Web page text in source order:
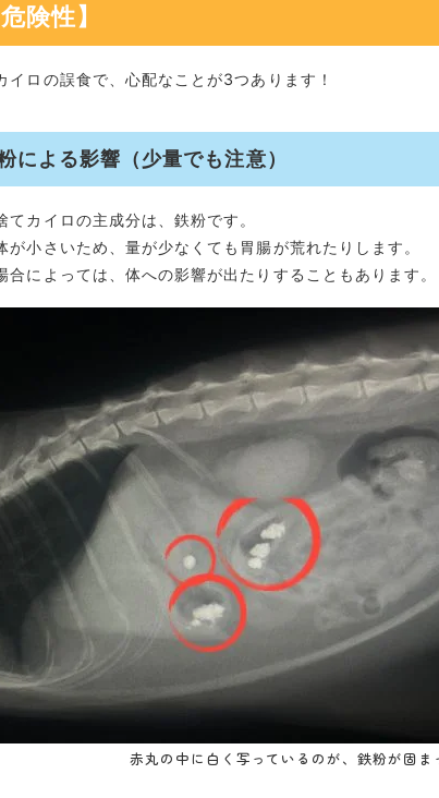
険性】
イロの誤食で、心配なことが3つあります！
による影響（少量でも注意）
てカイロの主成分は、鉄粉です。
が小さいため、量が少なくても胃腸が荒れたりします。
合によっては、体への影響が出たりすることもあります。
赤丸の中に白く写っているのが、鉄粉が固ま